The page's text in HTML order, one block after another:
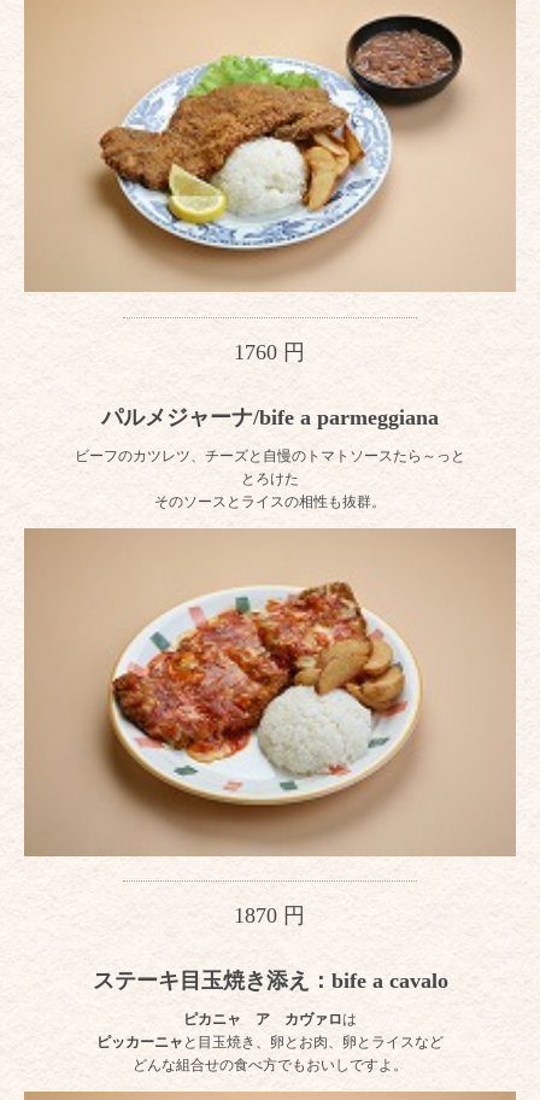
1760 円
パルメジャーナ/bife a parmeggiana
ビーフのカツレツ、チーズと自慢のトマトソースたら～っと
とろけた
そのソースとライスの相性も抜群。
1870 円
ステーキ目玉焼き添え：bife a cavalo
ピカニャ ア カヴァロは
ピッカーニャ と目玉焼き、卵とお肉、卵とライスなど
どんな組合せの食べ方でもおいしですよ。